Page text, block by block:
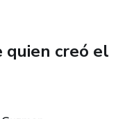
quien creó el